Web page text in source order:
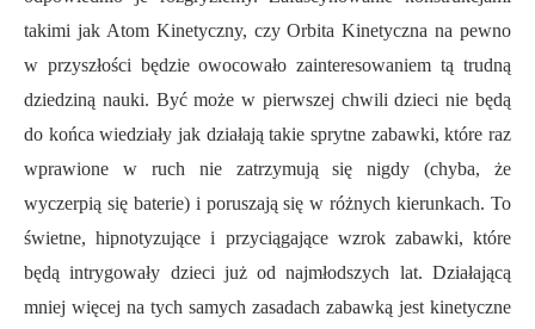
takimi jak Atom Kinetyczny, czy Orbita Kinetyczna na pewno
w przyszłości będzie owocowało zainteresowaniem tą trudną
dziedziną nauki. Być może w pierwszej chwili dzieci nie będą
do końca wiedziały jak działają takie sprytne zabawki, które raz
wprawione w ruch nie zatrzymują się nigdy (chyba, że
wyczerpią się baterie) i poruszają się w różnych kierunkach. To
świetne, hipnotyzujące i przyciągające wzrok zabawki, które
będą intrygowały dzieci już od najmłodszych lat. Działającą
mniej więcej na tych samych zasadach zabawką jest kinetyczne